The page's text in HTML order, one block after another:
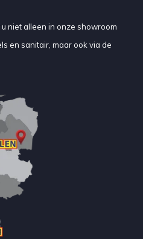
niet alleen in onze showroom
en sanitair, maar ook via de